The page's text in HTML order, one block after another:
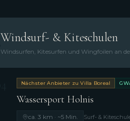
Windsurf- & Kiteschulen
Windsurfen, Kitesurfen und Wingfoilen an
Nächster Anbieter zu Villa Boreal
Wassersport Holnis
ca. 3 km · ~5 Min. Surf- &